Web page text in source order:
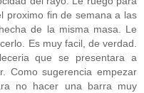
proximo fin de semana a las
de la misma masa. Le
Es muy facil, de verdad.
que se presentara a
Como sugerencia empezar
no hacer una barra muy